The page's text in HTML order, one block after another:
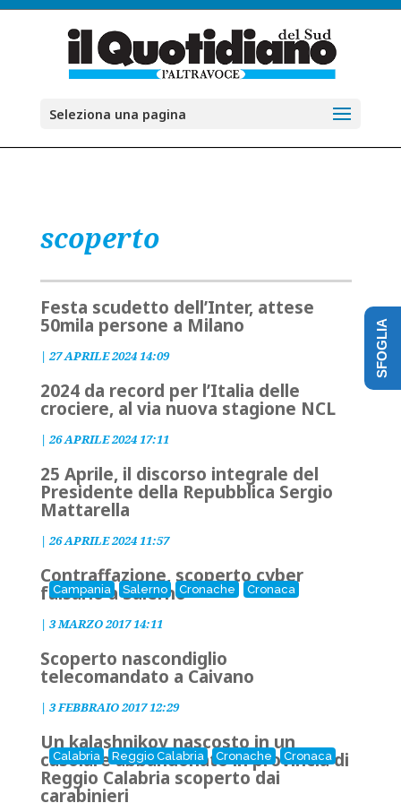
Seleziona una pagina
scoperto
Festa scudetto dell’Inter, attese
50mila persone a Milano
| 27 APRILE 2024 14:09
2024 da record per l’Italia delle
crociere, al via nuova stagione NCL
| 26 APRILE 2024 17:11
25 Aprile, il discorso integrale del
Presidente della Repubblica Sergio
Mattarella
| 26 APRILE 2024 11:57
Campania Salerno Cronache Cronaca
Contraffazione, scoperto cyber
falsario a Salerno
| 3 MARZO 2017 14:11
Scoperto nascondiglio
telecomandato a Caivano
| 3 FEBBRAIO 2017 12:29
Calabria Reggio Calabria Cronache Cronaca
Un kalashnikov nascosto in un
casolare abbandonato in provincia di
Reggio Calabria scoperto dai
carabinieri
SFOGLIA